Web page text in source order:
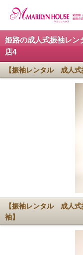
姫路の成人式振袖レン
店4
【振袖レンタル 成人
【振袖レンタル 成人
袖】